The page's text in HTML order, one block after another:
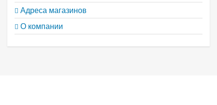
Адреса магазинов
О компании